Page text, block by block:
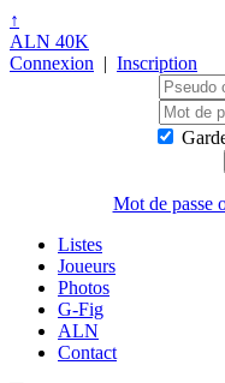
↑
ALN 40K
Connexion | Inscription
Mot de passe
Listes
Joueurs
Photos
G-Fig
ALN
Contact